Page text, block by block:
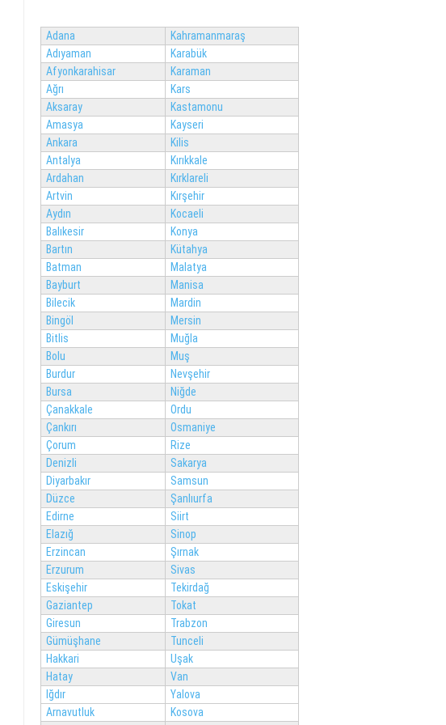
Adana
Kahramanmaraş
Adıyaman
Karabük
Afyonkarahisar
Karaman
Ağrı
Kars
Aksaray
Kastamonu
Amasya
Kayseri
Ankara
Kilis
Antalya
Kırıkkale
Ardahan
Kırklareli
Artvin
Kırşehir
Aydın
Kocaeli
Balıkesir
Konya
Bartın
Kütahya
Batman
Malatya
Bayburt
Manisa
Bilecik
Mardin
Bingöl
Mersin
Bitlis
Muğla
Bolu
Muş
Burdur
Nevşehir
Bursa
Niğde
Çanakkale
Ordu
Çankırı
Osmaniye
Çorum
Rize
Denizli
Sakarya
Diyarbakır
Samsun
Düzce
Şanlıurfa
Edirne
Siirt
Elazığ
Sinop
Erzincan
Şırnak
Erzurum
Sivas
Eskişehir
Tekirdağ
Gaziantep
Tokat
Giresun
Trabzon
Gümüşhane
Tunceli
Hakkari
Uşak
Hatay
Van
Iğdır
Yalova
Arnavutluk
Kosova